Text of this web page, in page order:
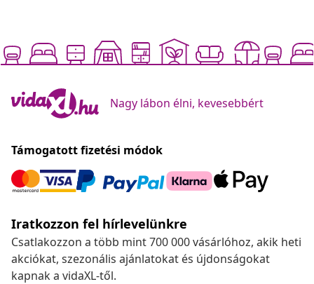
Nagy lábon élni, kevesebbért
Támogatott fizetési módok
Iratkozzon fel hírlevelünkre
Csatlakozzon a több mint 700 000 vásárlóhoz, akik heti
akciókat, szezonális ajánlatokat és újdonságokat
kapnak a vidaXL-től.